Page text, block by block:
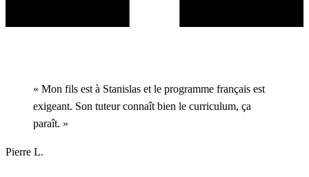
« Mon fils est à Stanislas et le programme français est
exigeant. Son tuteur connaît bien le curriculum, ça
paraît. »
Pierre L.